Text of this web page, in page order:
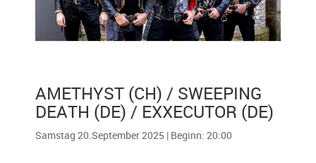
AMETHYST (CH) / SWEEPING
DEATH (DE) / EXXECUTOR (DE)
Samstag 20.September 2025 | Beginn: 20:00